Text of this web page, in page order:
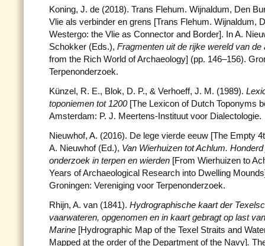
Koning, J. de (2018). Trans Flehum. Wijnaldum, Den
Vlie als verbinder en grens [Trans Flehum. Wijnaldum,
Westergo: the Vlie as Connector and Border]. In A.
Schokker (Eds.), Fragmenten uit de rijke wereld van
from the Rich World of Archaeology] (pp. 146–156).
Terpenonderzoek.
Künzel, R. E., Blok, D. P., & Verhoeff, J. M. (1989).
toponiemen tot 1200 [The Lexicon of Dutch Toponyms
Amsterdam: P. J. Meertens-Instituut voor Dialectologie.
Nieuwhof, A. (2016). De lege vierde eeuw [The Empty
A. Nieuwhof (Ed.), Van Wierhuizen tot Achlum.
onderzoek in terpen en wierden [From Wierhuizen to
Years of Archaeological Research into Dwelling
Groningen: Vereniging voor Terpenonderzoek.
Rhijn, A. van (1841). Hydrographische kaart der
vaarwateren, opgenomen en in kaart gebragt op last
Marine [Hydrographic Map of the Texel Straits and
Mapped at the order of the Department of the Navy].